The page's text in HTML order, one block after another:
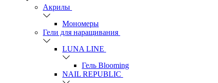
Акрилы
Мономеры
Гели для наращивания
LUNA LINE
Гель Blooming
NAIL REPUBLIC